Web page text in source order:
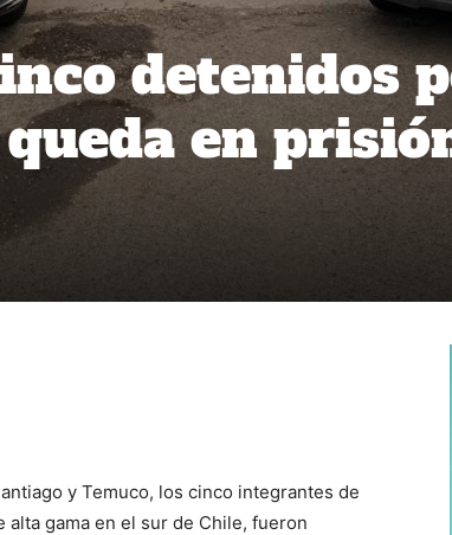
detenidos
en
y Temuco, los cinco integrantes de
gama en el sur de Chile, fueron